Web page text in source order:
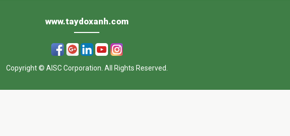
www.taydoxanh.com
Copyright © AISC Corporation. All Rights Reserved.